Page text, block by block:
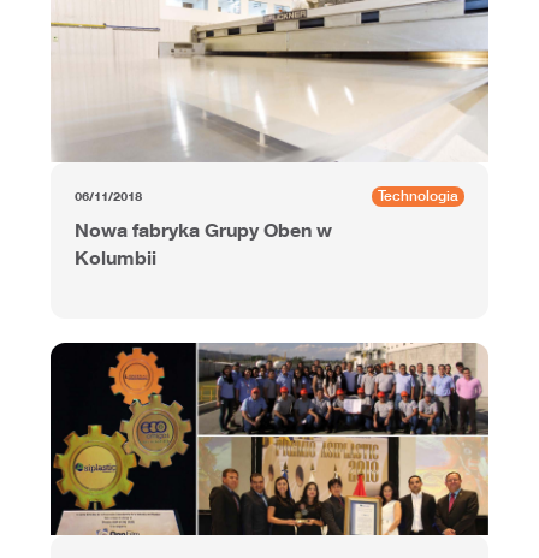
06/11/2018 Technologia
Nowa fabryka Grupy Oben w
Kolumbii